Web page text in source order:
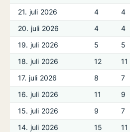
21. juli 2026
4 4
20. juli 2026
4 4
19. juli 2026
5 5
18. juli 2026
12 11
17. juli 2026
8 7
16. juli 2026
11 9
15. juli 2026
9 7
14. juli 2026
15 11